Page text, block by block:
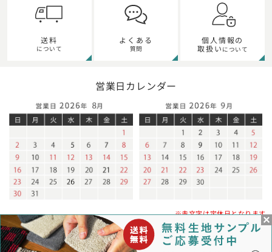
送料
について
よくある
質問
個人情報の
取扱い について
営業日カレンダー
※赤文字は定休日となります